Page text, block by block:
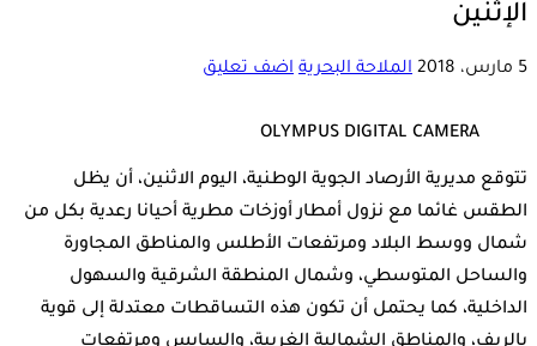
الإثنين
5 مارس، 2018 الملاحة البحرية اضف تعليق
OLYMPUS DIGITAL CAMERA
تتوقع مديرية الأرصاد الجوية الوطنية، اليوم الاثنين، أن يظل
الطقس غائما مع نزول أمطار أوزخات مطرية أحيانا رعدية بكل من
شمال ووسط البلاد ومرتفعات الأطلس والمناطق المجاورة
والساحل المتوسطي، وشمال المنطقة الشرقية والسهول
الداخلية، كما يحتمل أن تكون هذه التساقطات معتدلة إلى قوية
بالريف، والمناطق الشمالية الغربية، والسايس ومرتفعات